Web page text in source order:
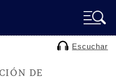
Escuchar
DE